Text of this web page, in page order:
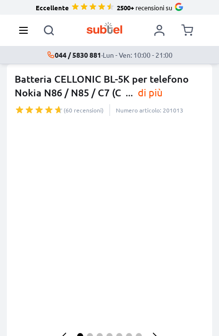
Eccellente 2500+recensioni su
044 / 5830 881·Lun - Ven: 10:00 - 21:00
Batteria CELLONIC BL-5K per telefono
Nokia N86 / N85 / C7 (C ... di più
(60 recensioni) Numero articolo: 201013